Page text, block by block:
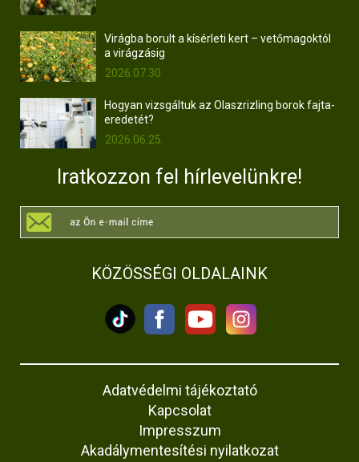
Virágba borult a kísérleti kert – vetőmagoktól
a virágzásig
2026.07.30.
Hogyan vizsgáltuk az Olaszrizling borok fajta-
eredetét?
2026.06.25.
Iratkozzon fel hírlevelünkre!
KÖZÖSSÉGI OLDALAINK
Adatvédelmi tájékoztató
Kapcsolat
Impresszum
Akadálymentesítési nyilatkozat